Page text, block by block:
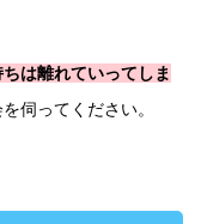
は離れていってしま
伺ってください。